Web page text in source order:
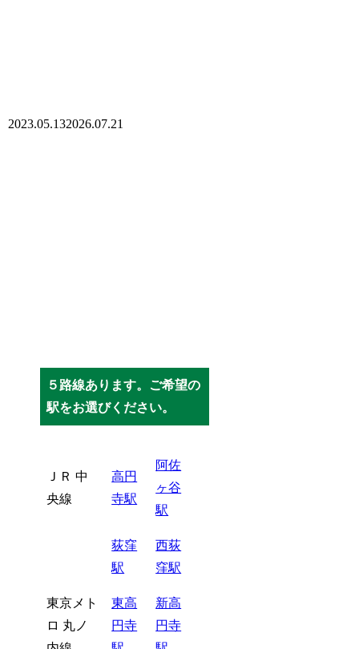
2023.05.132026.07.21
５路線あります。ご希望の
駅をお選びください。
ＪＲ 中
央線
高円
寺駅
阿佐
ヶ谷
駅
荻窪
駅
西荻
窪駅
東京メト
ロ 丸ノ
東高
円寺
新高
円寺